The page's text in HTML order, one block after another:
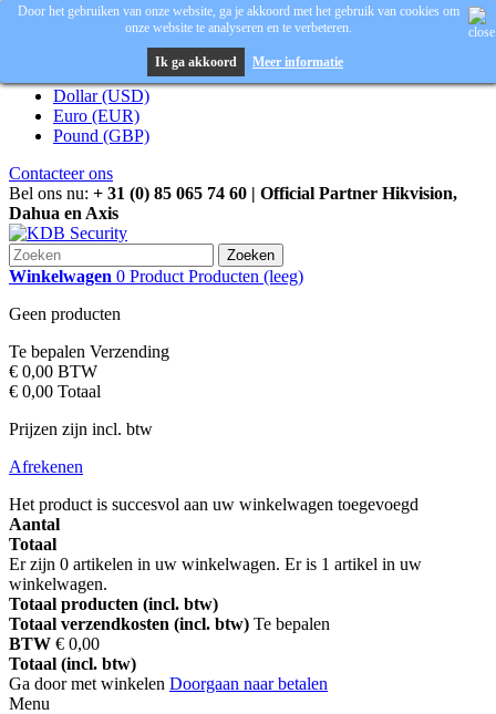
Dollar (USD)
Euro (EUR)
Pound (GBP)
Contacteer ons
Bel ons nu: + 31 (0) 85 065 74 60 | Official Partner Hikvision,
Dahua en Axis
Zoeken
Winkelwagen 0 Product Producten (leeg)
Geen producten
Te bepalen Verzending
€ 0,00 BTW
€ 0,00 Totaal
Prijzen zijn incl. btw
Afrekenen
Het product is succesvol aan uw winkelwagen toegevoegd
Aantal
Totaal
Er zijn 0 artikelen in uw winkelwagen. Er is 1 artikel in uw
winkelwagen.
Totaal producten (incl. btw)
Totaal verzendkosten (incl. btw) Te bepalen
BTW € 0,00
Totaal (incl. btw)
Ga door met winkelen Doorgaan naar betalen
Door het gebruiken van onze website, ga je akkoord met het gebruik van cookies om
onze website te analyseren en te verbeteren.
Ik ga akkoord Meer informatie
Menu